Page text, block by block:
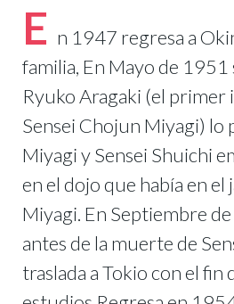
E n 1947 regresa a
familia, En Mayo de 1951
Ryuko Aragaki (el
Sensei Chojun Miyagi) lo
Miyagi y Sensei Shuichi
en el dojo que había en el
Miyagi. En Septiembre
antes de la muerte de
traslada a Tokio con el fin